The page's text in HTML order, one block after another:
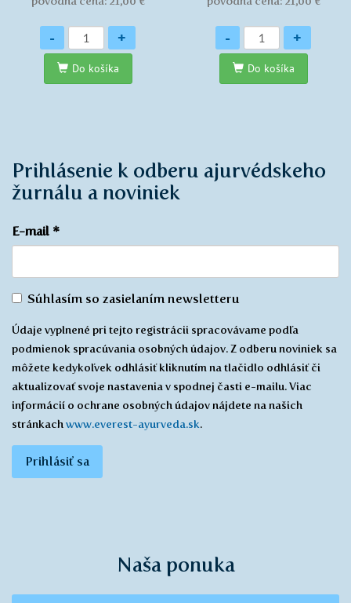
Množstvo
- +
Do košíka
Množstvo
- +
Do košíka
Prihlásenie k odberu ajurvédskeho
žurnálu a noviniek
E-mail *
Súhlas
zasielaním
*
Súhlasím so zasielaním newsletteru
Údaje vyplnené pri tejto registrácii spracovávame podľa
podmienok spracúvania osobných údajov. Z odberu noviniek sa
môžete kedykoľvek odhlásiť kliknutím na tlačidlo odhlásiť či
aktualizovať svoje nastavenia v spodnej časti e-mailu. Viac
informácií o ochrane osobných údajov nájdete na našich
stránkachwww.everest-ayurveda.sk.
Prihlásiť sa
Naša ponuka